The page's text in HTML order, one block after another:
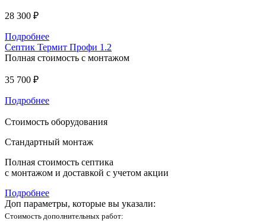
28 300 ₽
Подробнее
Септик Термит Профи 1.2
Полная стоимость с монтажом
35 700 ₽
Подробнее
Стоимость оборудования
Стандартный монтаж
Полная стоимость септика
с монтажом и доставкой с учетом акции
Подробнее
Доп параметры, которые вы указали:
Стоимость дополнительных работ: